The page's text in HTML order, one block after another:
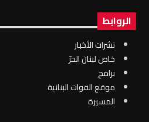
الروابط
نشرات الأخبار
خاص لبنان الحرّ
برامج
موقع القوات البنانية
المسيرة